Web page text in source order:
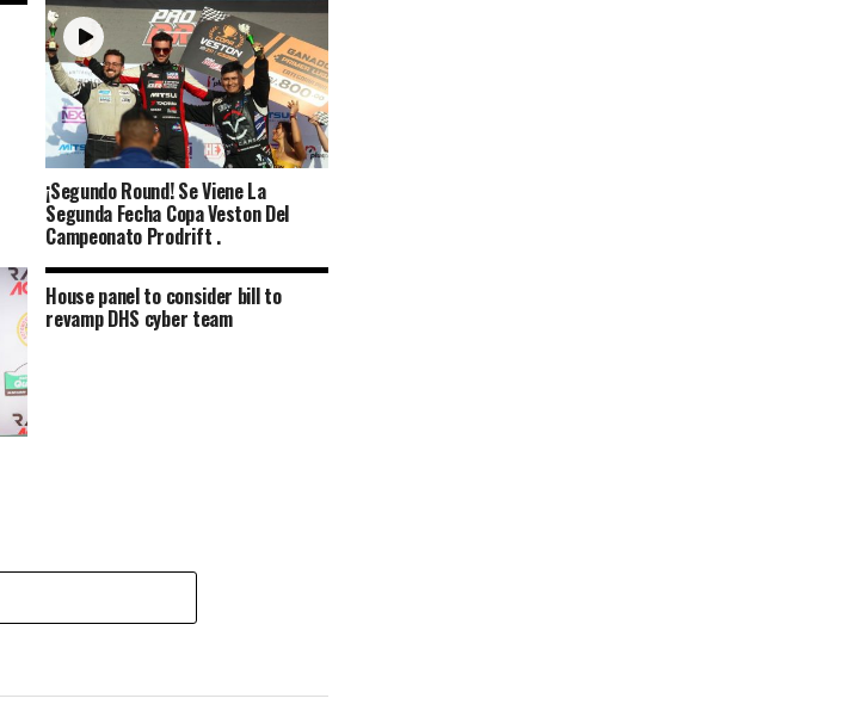
¡Segundo Round! Se Viene La
Segunda Fecha Copa Veston Del
Campeonato Prodrift .
House panel to consider bill to
revamp DHS cyber team